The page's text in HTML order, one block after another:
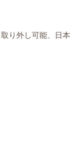
り外し可能、日本